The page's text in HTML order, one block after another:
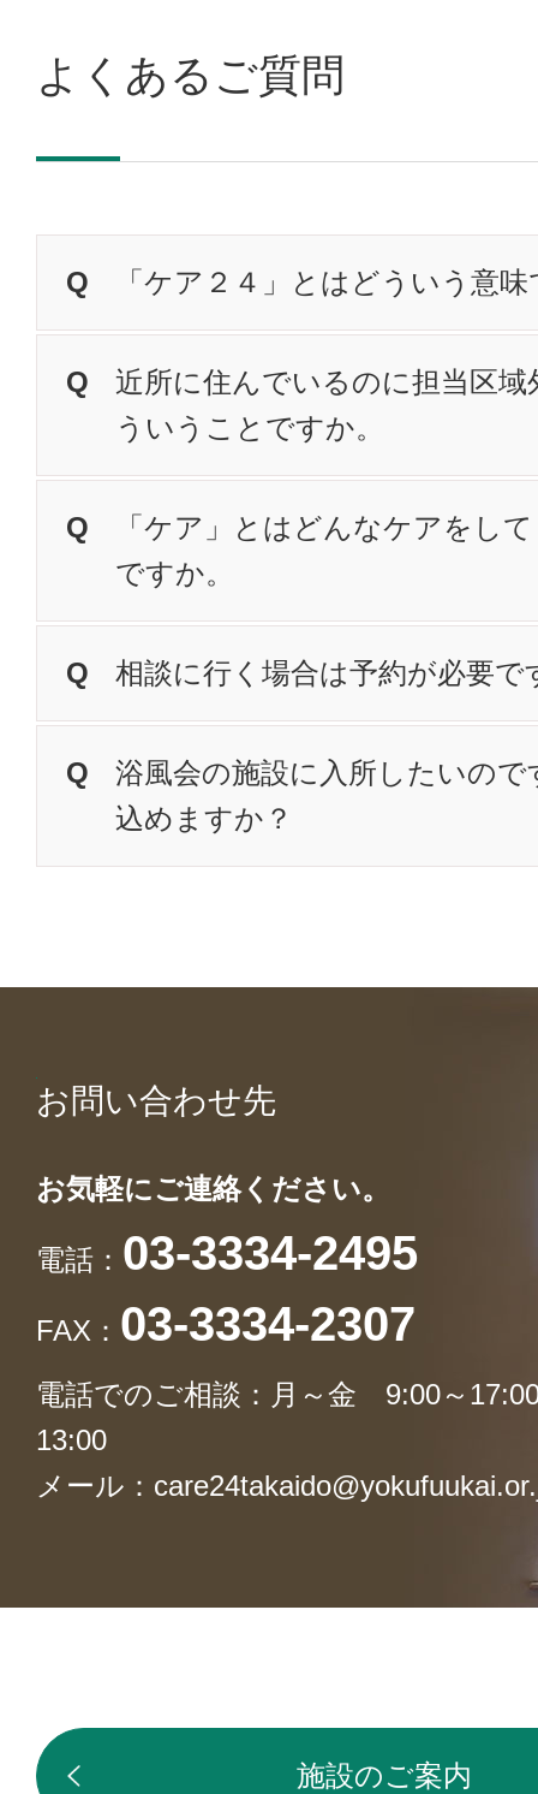
よくあるご質問
「ケア２４」とはどういう意
近所に住んでいるのに担当区域
ういうことですか。
「ケア」とはどんなケアをし
ですか。
相談に行く場合は予約が必要で
浴風会の施設に入所したいので
込めますか？
お問い合わせ先
お気軽にご連絡ください。
電話： 03-3334-2495
FAX： 03-3334-2307
電話でのご相談：月～金 9:00～
13:00
メール：
施設のご案内